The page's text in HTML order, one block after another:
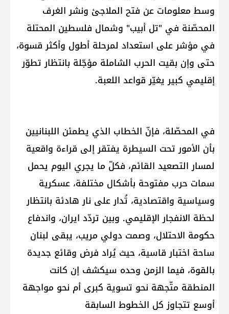
وسط معلومات عن فتح الملاجئ ونشر الغرف
المحصّنة في "تل أبيب" وشمال فلسطين المحتلة
في مؤشر على استعداد لمرحلة أطول وأكثر قسوة،
حتى وإن بقيت الحرب الشاملة مؤجّلة بانتظار تطوّر
إقليمي كبير يغيّر قواعد اللعبة.
في المحصّلة، فإنّ الخطاب الذي يطمئن اللبنانيين
بأن الأمور تحت السيطرة يفتقر إلى قراءة واقعية
لمسار التصعيد القائم، فكلّ ما يجري اليوم يحمل
سمات حرب مفتوحة بأشكال مختلفة، عسكرية
وسياسية واقتصادية، تُدار على نار هادئة بانتظار
لحظة الانفجار الإقليمي. وبين تردّد ايران، واندفاع
حكومة الاحتلال، وصمت دولي مريب، يبقى لبنان
ساحة اختبار قاسية، حيث يُراد فرض وقائع جديدة
بالقوة، فيما الزمن وحده سيكشف إن كانت
المنطقة متّجهة نحو تسوية كبرى أم نحو مواجهة
أوسع تتجاوز كل الخطوط السابقة